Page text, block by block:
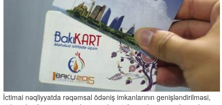
İctimai nəqliyyatda rəqəmsal ödəniş imkanlarının genişləndirilməsi,